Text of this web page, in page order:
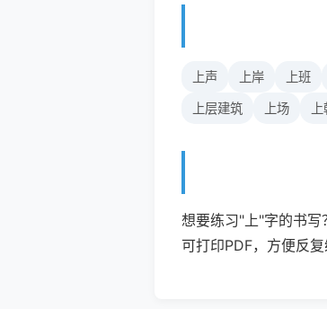
上声 上岸 上班
上层建筑 上场
想要练习"上"字的书
可打印PDF，方便反复